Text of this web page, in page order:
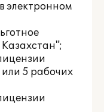
электронном
5 рабочих